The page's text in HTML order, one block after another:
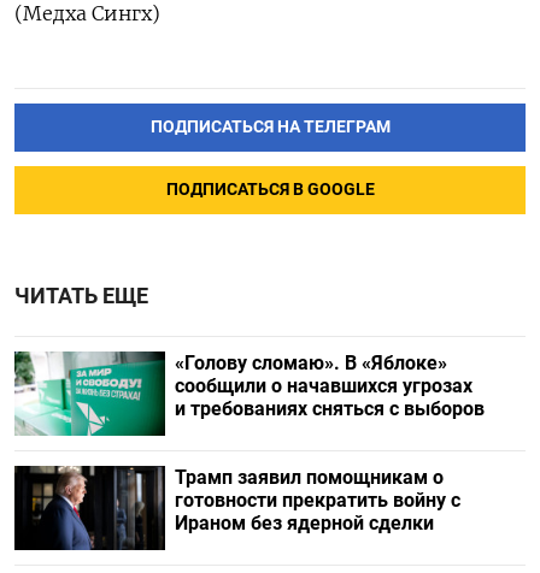
(Медха Сингх)
ПОДПИСАТЬСЯ НА ТЕЛЕГРАМ
ПОДПИСАТЬСЯ В GOOGLE
ЧИТАТЬ ЕЩЕ
«Голову сломаю». В «Яблоке»
сообщили о начавшихся угрозах
и требованиях сняться с выборов
Трамп заявил помощникам о
готовности прекратить войну с
Ираном без ядерной сделки